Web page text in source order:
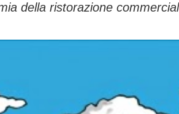
della ristorazione